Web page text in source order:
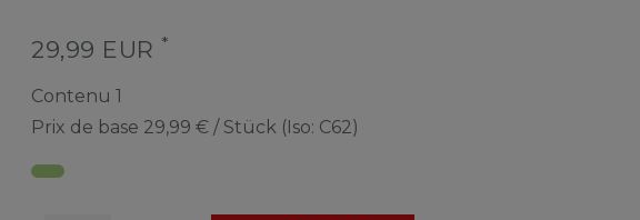
29,99 EUR *
Contenu 1
Prix de base 29,99 € / Stück (Iso: C62)